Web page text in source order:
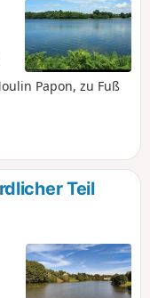
Papon, zu Fuß
Teil